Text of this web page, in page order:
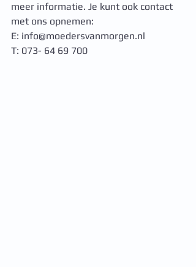
meer informatie. Je kunt ook contact
met ons opnemen:
E: info@moedersvanmorgen.nl
T: 073- 64 69 700